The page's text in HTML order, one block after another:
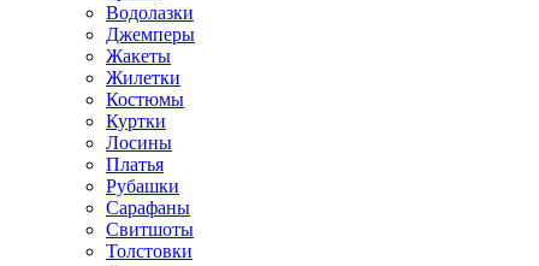
Водолазки
Джемперы
Жакеты
Жилетки
Костюмы
Куртки
Лосины
Платья
Рубашки
Сарафаны
Свитшоты
Толстовки